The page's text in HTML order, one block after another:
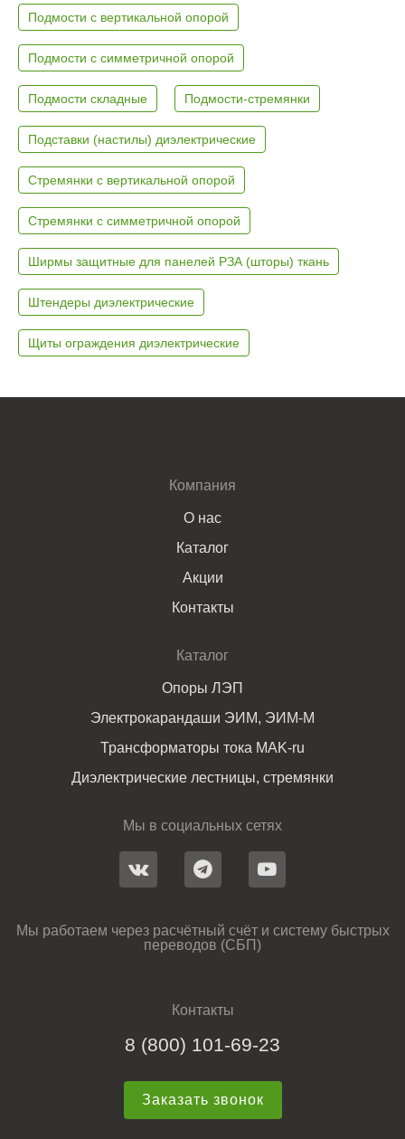
Подмости с вертикальной опорой
Подмости с симметричной опорой
Подмости складные Подмости-стремянки
Подставки (настилы) диэлектрические
Стремянки с вертикальной опорой
Стремянки с симметричной опорой
Ширмы защитные для панелей РЗА (шторы) ткань
Штендеры диэлектрические
Щиты ограждения диэлектрические
Компания
О нас
Каталог
Акции
Контакты
Каталог
Опоры ЛЭП
Электрокарандаши ЭИМ, ЭИМ-М
Трансформаторы тока MAK-ru
Диэлектрические лестницы, стремянки
Мы в социальных сетях
Мы работаем через расчётный счёт и систему быстрых
переводов (СБП)
Контакты
8 (800) 101-69-23
Заказать звонок